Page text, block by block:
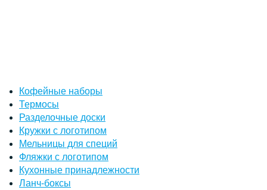
Кофейные наборы
Термосы
Разделочные доски
Кружки с логотипом
Мельницы для специй
Фляжки с логотипом
Кухонные принадлежности
Ланч-боксы